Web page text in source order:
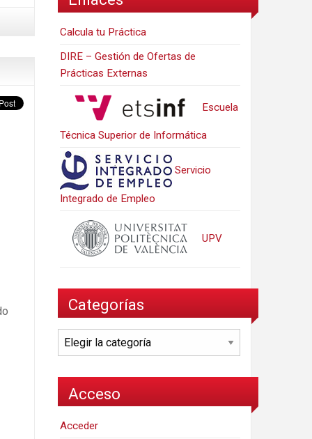
Calcula tu Práctica
DIRE – Gestión de Ofertas de
Prácticas Externas
Escuela
Técnica Superior de Informática
Servicio
Integrado de Empleo
UPV
Categorías
Categorías
Acceso
Acceder